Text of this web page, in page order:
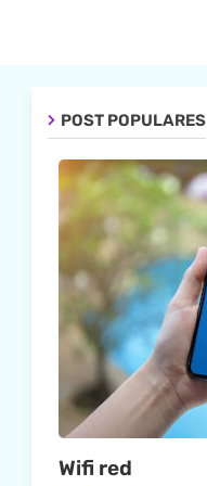
POST POPULARES
Wifi red